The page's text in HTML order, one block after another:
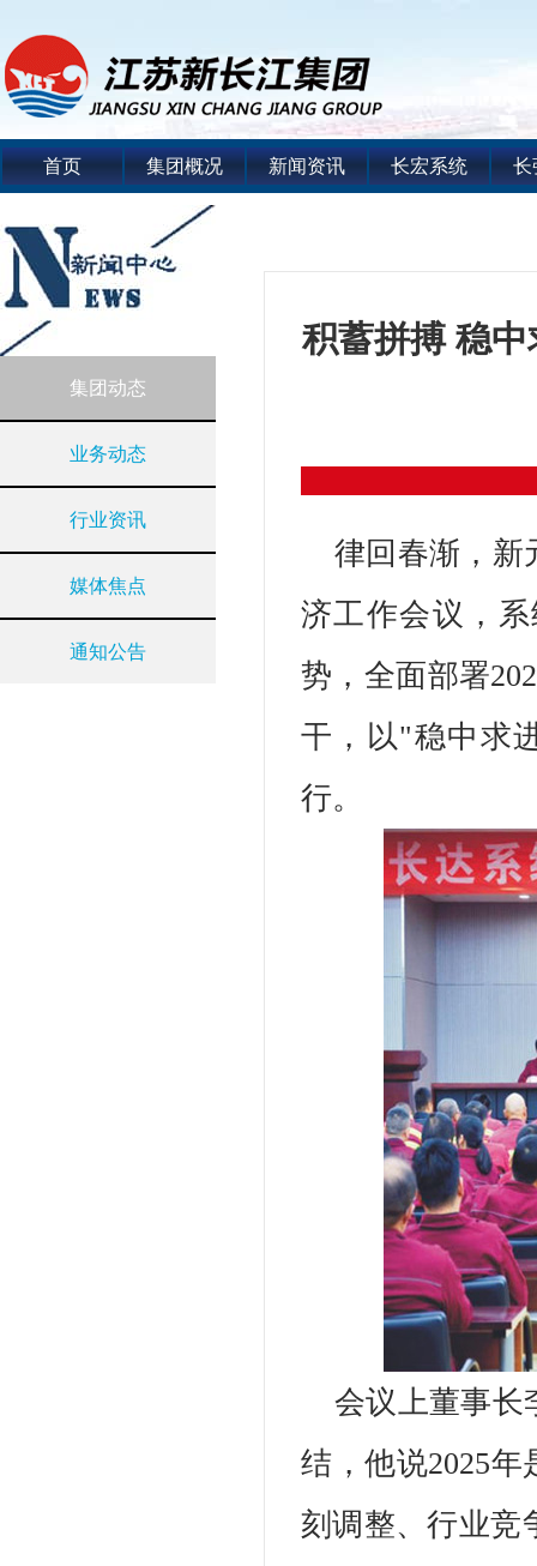
首页 集团概况 新闻资讯 长宏系统 长
集团动态
业务动态
行业资讯
媒体焦点
通知公告
积蓄拼搏 稳
律回春渐，新
济工作会议，
势，全面部署
干，以"稳中求
行。
会议上董事长
结，他说2025
刻调整、行业竞